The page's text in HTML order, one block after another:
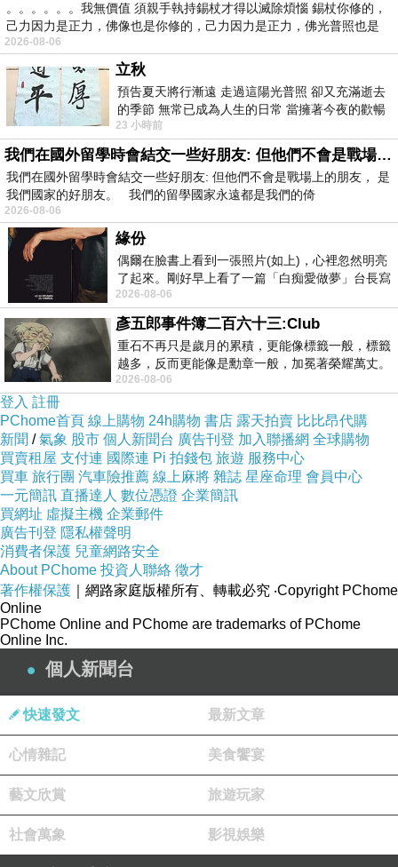
↑Lazada遊戲
所以Bright很會接吻是Win認證過的>////<
遊戲後主持人說:剛才講的要解釋一下，親什麼的，什麼很
厲害?
Bright:很會讀書(轉移話題XD)
Win:很會接吻
天哪~這一對真的太可愛了ˇˇˇˇˇ
---------------------------------------------------------------------------------
--
是說和沙發之吻比起來更18禁的Bright你都演過了啊~~~
前陣子偶然看到Bright在2018年演的Social Death Vote(中譯:
社交心慌慌)
才知道 Bright演過18禁的劇情XD(其實也還好啦)
這部劇主要是在講偷拍和網路霸凌
女主角A被校園風雲人物B追求
兩人在學校廁所發生關係
A受不了眾人指指點點就自殺了(><)
A不知道鄰居大哥哥C愛慕自己
C在A自殺後決定報復
C鎖定一些對象偷拍
並架了一個網站讓大家投票
票數最高的人C會把對方被偷拍的影片公開
。。。。。。我無價值 須親手執持錫杖才得以滅除煩惱 錫杖你修的，
己力因力是正力，佛像也是你修的，己力因力是正力，佛光普照也是
2026-08-06
立秋
預告夏天將行漸遠 走過這陽光普照 卻又充滿逝去
的季節 無常已成為人生的日常 當擁著今夜的歡暢
舒心 轉眼驟成昨日 而明晨 太陽
23 小時前
我們在國外留學時會結交一些好朋友: 但他們不會是戰場上的朋友
我們在國外留學時會結交一些好朋友: 但他們不會是戰場上的朋友， 是
我們國家的好朋友。 我們的留學國家永遠都是我們的倚
2026-08-06
緣份
偶爾在臉書上看到一張照片(如上)，心裡忽然明亮
了起來。剛好早上看了一篇「白痴愛做夢」台長寫
的貼文，在回顧年輕時瘋狂愛上
2026-08-06
彥五郎事件簿二百六十三:Club
重石不再只是歲月的累積，更能像標籤一般，標籤
越多，反而更能像是勳章一般，加冕著榮耀萬丈。
習慣一如縱容，成了再難輕輕放下的罪證
2026-08-06
登入 註冊
PChome首頁 線上購物 24h購物 書店 露天拍賣 比比昂代購
新聞 /氣象 股市 個人新聞台 廣告刊登 加入聯播網 全球購物
買賣租屋 支付連 國際連 Pi 拍錢包 旅遊 服務中心
買車 旅行團 汽車險推薦 線上麻將 雜誌 星座命理 會員中心
一元簡訊 直播達人 數位憑證 企業簡訊
買網址 虛擬主機 企業郵件
廣告刊登 隱私權聲明
消費者保護 兒童網路安全
About PChome 投資人聯絡 徵才
著作權保護 ｜網路家庭版權所有、轉載必究 ‧Copyright PChome
Online
PChome Online and PChome are trademarks of PChome
Online Inc.
個人新聞台
快速發文 最新文章
心情雜記 美食饗宴
藝文欣賞 旅遊玩家
社會萬象 影視娛樂